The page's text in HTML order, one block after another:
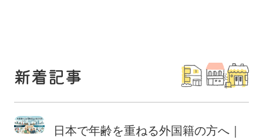
新着記事
日本で年齢を重ねる外国籍の方へ｜